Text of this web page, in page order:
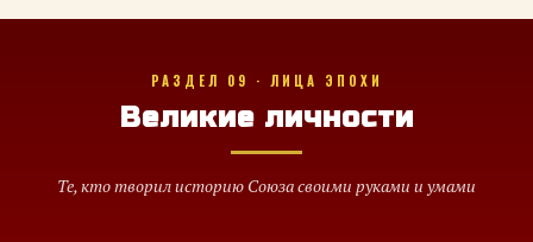
РАЗДЕЛ 09 · ЛИЦА ЭПОХИ
Великие личности
Те, кто творил историю Союза своими руками и умами